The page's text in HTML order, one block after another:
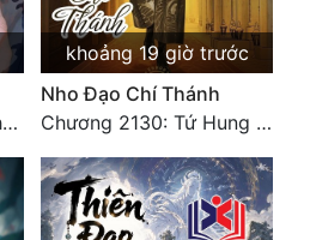
Chương 2530: Chết Như Thế Nào
khoảng 19 giờ trước
Nho Đạo Chí Thánh
Chương 2130: Tứ Hung Cổ Yêu